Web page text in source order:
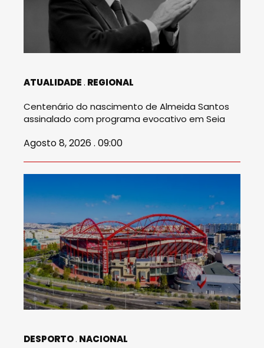
ATUALIDADE REGIONAL
Centenário do nascimento de Almeida Santos
assinalado com programa evocativo em Seia
Agosto 8, 2026 . 09:00
DESPORTO NACIONAL